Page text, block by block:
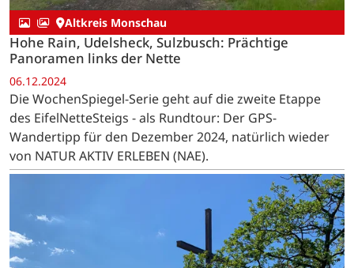
Altkreis Monschau
Hohe Rain, Udelsheck, Sulzbusch: Prächtige
Panoramen links der Nette
06.12.2024
Die WochenSpiegel-Serie geht auf die zweite Etappe
des EifelNetteSteigs - als Rundtour: Der GPS-
Wandertipp für den Dezember 2024, natürlich wieder
von NATUR AKTIV ERLEBEN (NAE).